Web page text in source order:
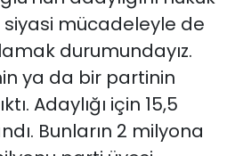
mücadeleyle de
durumundayız.
ya da bir partinin
Adaylığı için 15,5
Bunların 2 milyona